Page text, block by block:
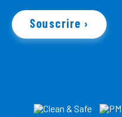
Souscrire ›